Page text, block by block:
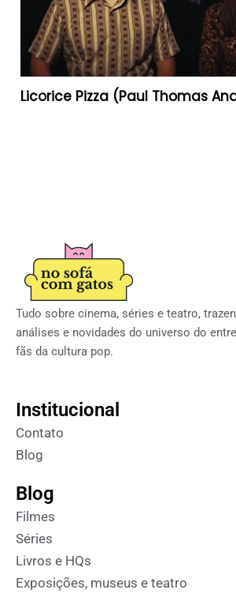
Licorice Pizza (Paul Thomas
Tudo sobre cinema, séries e teatro,
análises e novidades do universo do
fãs da cultura pop.
Institucional
Contato
Blog
Blog
Filmes
Séries
Livros e HQs
Exposições, museus e teatro